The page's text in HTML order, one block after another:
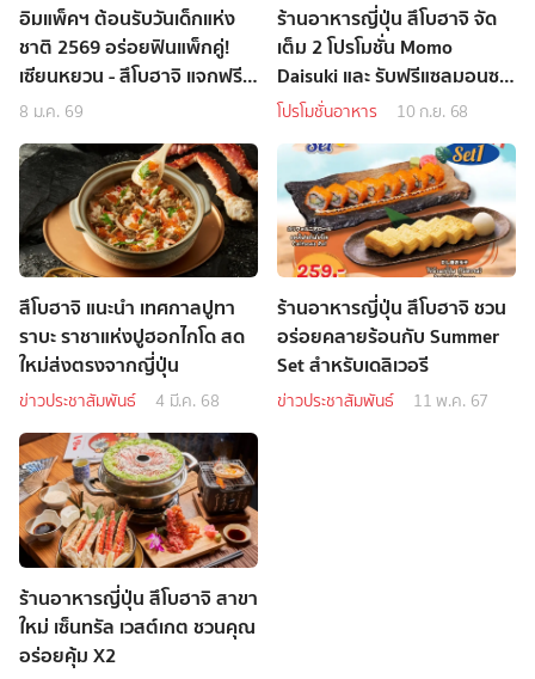
อิมแพ็คฯ ต้อนรับวันเด็กแห่ง
ชาติ 2569 อร่อยฟินแพ็กคู่!
เซียนหยวน - สึโบฮาจิ แจกฟรี
เมนูเด็ด
8 ม.ค. 69
ร้านอาหารญี่ปุ่น สึโบฮาจิ จัด
เต็ม 2 โปรโมชั่น Momo
Daisuki และ รับฟรีแซลมอนซา
ชิมิ ต้อนรับเดือนกันยายน
โปรโมชั่นอาหาร 10 ก.ย. 68
สึโบฮาจิ แนะนำ เทศกาลปูทา
ราบะ ราชาแห่งปูฮอกไกโด สด
ใหม่ส่งตรงจากญี่ปุ่น
ข่าวประชาสัมพันธ์ 4 มี.ค. 68
ร้านอาหารญี่ปุ่น สึโบฮาจิ ชวน
อร่อยคลายร้อนกับ Summer
Set สำหรับเดลิเวอรี
ข่าวประชาสัมพันธ์ 11 พ.ค. 67
ร้านอาหารญี่ปุ่น สึโบฮาจิ สาขา
ใหม่ เซ็นทรัล เวสต์เกต ชวนคุณ
อร่อยคุ้ม X2